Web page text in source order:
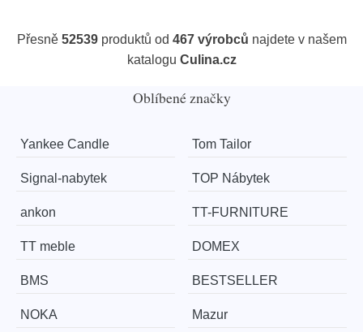
Přesně 52539produktů od 467 výrobců najdete v našem
katalogu Culina.cz
Oblíbené značky
Yankee Candle Tom Tailor
Signal-nabytek TOP Nábytek
ankon TT-FURNITURE
TT meble DOMEX
BMS BESTSELLER
NOKA Mazur